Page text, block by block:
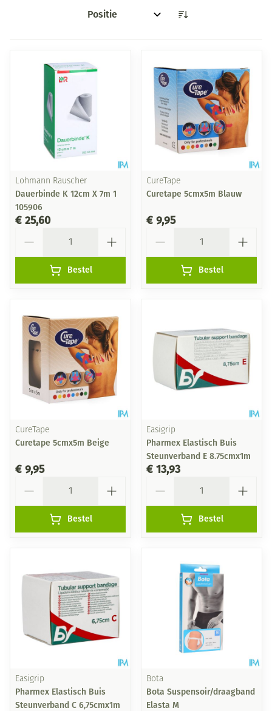
Sorteer op:
Lohmann Rauscher
Dauerbinde K 12cm X 7m 1
105906
€ 25,60
Bestel
CureTape
Curetape 5cmx5m Blauw
€ 9,95
Bestel
CureTape
Curetape 5cmx5m Beige
€ 9,95
Bestel
Easigrip
Pharmex Elastisch Buis
Steunverband E 8.75cmx1m
€ 13,93
Bestel
Easigrip
Pharmex Elastisch Buis
Steunverband C 6,75cmx1m
Bota
Bota Suspensoir/draagband
Elasta M